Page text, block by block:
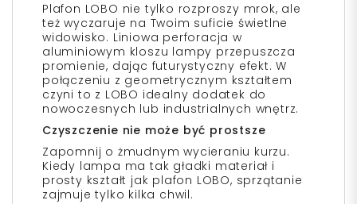
Plafon LOBO nie tylko rozproszy mrok, ale
też wyczaruje na Twoim suficie świetlne
widowisko. Liniowa perforacja w
aluminiowym kloszu lampy przepuszcza
promienie, dając futurystyczny efekt. W
połączeniu z geometrycznym kształtem
czyni to z LOBO idealny dodatek do
nowoczesnych lub industrialnych wnętrz.
Czyszczenie nie może być prostsze
Zapomnij o żmudnym wycieraniu kurzu.
Kiedy lampa ma tak gładki materiał i
prosty kształt jak plafon LOBO, sprzątanie
zajmuje tylko kilka chwil.